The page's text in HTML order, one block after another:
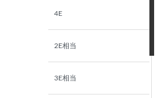
4E
2E相当
3E相当